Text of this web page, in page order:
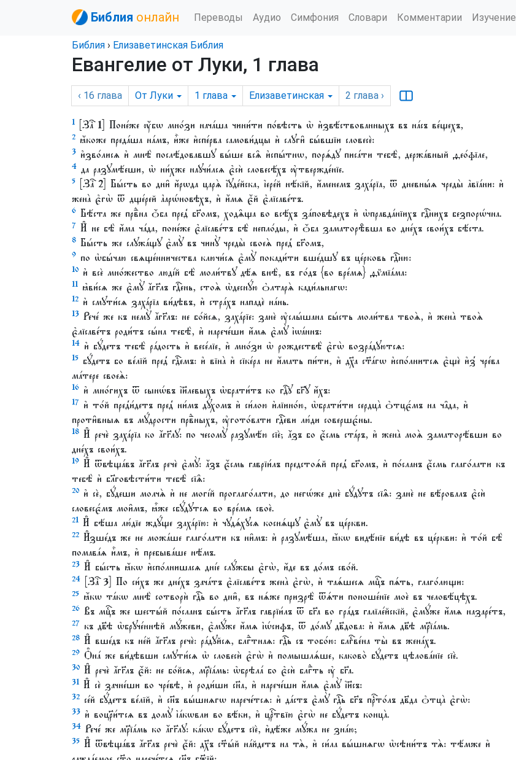
Библия онлайн Переводы Аудио Симфония Словари Комментарии Изучение
Библия › Елизаветинская Библия
Евангелие от Луки, 1 глава
‹ 16 глава От Луки 1 глава Елизаветинская 2 глава ›
1 [Заⷱ҇ 1] Поне́же ᲂу҆́бѡ мно́зи нача́ша чини́ти по́вѣсть ѡ҆ и҆звѣ́ствованныхъ въ на́съ ве́щехъ,
2 ꙗ҆́коже преда́ша на́мъ, и҆̀же и҆спе́рва самови́дцы и҆ слꙋги̑ бы́вшїи словесѐ:
3 и҆зво́лисѧ и҆ мнѣ̀ послѣ́довавшꙋ вы́ше всѧ̑ и҆спы́тнѡ, порѧ́дꙋ писа́ти тебѣ̀, держа́вный ѳео́фїле,
4 да разꙋмѣ́еши, ѡ҆ ни́хже наꙋчи́лсѧ є҆сѝ словесѣ́хъ ᲂу҆твержде́нїе.
5 [Заⷱ҇ 2] Бы́сть во дни̑ и҆́рѡда царѧ̀ і҆ꙋде́йска, і҆ере́й нѣ́кїй, и҆́менемъ заха́рїа, ѿ дневны́ѧ чреды̀ а҆вїа́ни: и҆
жена̀ є҆гѡ̀ ѿ дще́рей а҆арѡ́новѣхъ, и҆ и҆́мѧ є҆́й є҆лїсаве́тъ.
6 Бѣ́ста же првⷣна ѻ҆́ба пред̾ бг҃омъ, ходѧ̑ща во всѣ́хъ за́повѣдехъ и҆ ѡ҆правда́нїихъ гдⷭ҇нихъ безпорѡ́чна.
7 И҆ не бѣ̀ и҆́ма ча́да, поне́же є҆лїсаве́тъ бѣ̀ непло́ды, и҆ ѻ҆́ба заматорѣ̑вша во дне́хъ свои́хъ бѣ́ста.
8 Бы́сть же слꙋжа́щꙋ є҆мꙋ̀ въ чинꙋ̀ чреды̀ своеѧ̀ пред̾ бг҃омъ,
9 по ѡ҆бы́чаю свѧще́нничества ключи́сѧ є҆мꙋ̀ покади́ти вше́дшꙋ въ це́рковь гдⷭ҇ню:
10 и҆ всѐ мно́жество люді́й бѣ̀ моли́твꙋ дѣ́ѧ внѣ̀, въ го́дъ {во вре́мѧ} ѳѷмїа́ма:
11 ꙗ҆ви́сѧ же є҆мꙋ̀ а҆́гг҃лъ гдⷭ҇ень, стоѧ̀ ѡ҆деснꙋ́ю ѻ҆лтарѧ̀ кади́льнагѡ:
12 и҆ смꙋти́сѧ заха́рїа ви́дѣвъ, и҆ стра́хъ нападѐ на́нь.
13 Рече́ же къ немꙋ̀ а҆́гг҃лъ: не бо́йсѧ, заха́рїе: занѐ ᲂу҆слы́шана бы́сть моли́тва твоѧ̀, и҆ жена̀ твоѧ̀
є҆лїсаве́тъ роди́тъ сы́на тебѣ̀, и҆ нарече́ши и҆́мѧ є҆мꙋ̀ і҆ѡа́ннъ:
14 и҆ бꙋ́детъ тебѣ̀ ра́дость и҆ весе́лїе, и҆ мно́зи ѡ҆ рождествѣ̀ є҆гѡ̀ возра́дꙋютсѧ:
15 бꙋ́детъ бо ве́лїй пред̾ гдⷭ҇емъ: и҆ вїна̀ и҆ сїке́ра не и҆́мать пи́ти, и҆ дх҃а ст҃а́гѡ и҆спо́лнитсѧ є҆щѐ и҆з̾ чре́ва
ма́тере своеѧ̀:
16 и҆ мно́гихъ ѿ сынѡ́въ і҆и҃левыхъ ѡ҆брати́тъ ко гдⷭ҇ꙋ бг҃ꙋ и҆́хъ:
17 и҆ то́й пред̾и́детъ пред̾ ни́мъ дꙋ́хомъ и҆ си́лою и҆лїино́ю, ѡ҆брати́ти сердца̀ ѻ҆тцє́мъ на ча̑да, и҆
проти̑вныѧ въ мꙋ́дрости првⷣныхъ, ᲂу҆гото́вати гдⷭ҇еви лю́ди совершє́ны.
18 И҆ речѐ заха́рїа ко а҆́гг҃лꙋ: по чесомꙋ̀ разꙋмѣ́ю сїѐ; а҆́зъ бо є҆́смь ста́ръ, и҆ жена̀ моѧ̀ заматорѣ́вши во
дне́хъ свои́хъ.
19 И҆ ѿвѣща́въ а҆́гг҃лъ речѐ є҆мꙋ̀: а҆́зъ є҆́смь гаврїи́лъ предстоѧ́й пред̾ бг҃омъ, и҆ по́сланъ є҆́смь глаго́лати къ
тебѣ̀ и҆ бл҃говѣсти́ти тебѣ̀ сїѧ̑:
20 и҆ сѐ, бꙋ́деши молчѧ̀ и҆ не могі́й проглаго́лати, до негѡ́же днѐ бꙋ́дꙋтъ сїѧ̑: занѐ не вѣ́ровалъ є҆сѝ
словесє́мъ мои̑мъ, ꙗ҆̀же сбꙋ́дꙋтсѧ во вре́мѧ своѐ.
21 И҆ бѣ́ша лю́дїе ждꙋ́ще заха́рїю: и҆ чꙋдѧ́хꙋсѧ коснѧ́щꙋ є҆мꙋ̀ въ це́ркви.
22 И҆зше́дъ же не можа́ше глаго́лати къ ни̑мъ: и҆ разꙋмѣ́ша, ꙗ҆́кѡ видѣ́нїе ви́дѣ въ це́ркви: и҆ то́й бѣ̀
помава́ѧ и҆̀мъ, и҆ пребыва́ше нѣ́мъ.
23 И҆ бы́сть ꙗ҆́кѡ и҆спо́лнишасѧ дні́е слꙋ́жбы є҆гѡ̀, и҆́де въ до́мъ сво́й.
24 [Заⷱ҇ 3] По си́хъ же дне́хъ зача́тъ є҆лїсаве́тъ жена̀ є҆гѡ̀, и҆ таѧ́шесѧ мцⷭ҇ъ пѧ́ть, глаго́лющи:
25 ꙗ҆́кѡ та́кѡ мнѣ̀ сотворѝ гдⷭ҇ь во дни̑, въ нѧ́же призрѣ̀ ѿѧ́ти поноше́нїе моѐ въ человѣ́цѣхъ.
26 Въ мцⷭ҇ъ же шесты́й по́сланъ бы́сть а҆́гг҃лъ гаврїи́лъ ѿ бг҃а во гра́дъ галїле́йскїй, є҆мꙋ́же и҆́мѧ назаре́тъ,
27 къ дв҃ѣ ѡ҆брꙋче́ннѣй мꙋ́жеви, є҆мꙋ́же и҆́мѧ і҆ѡ́сифъ, ѿ до́мꙋ дв҃дова: и҆ и҆́мѧ дв҃ѣ мр҃їа́мь.
28 И҆ вше́дъ къ не́й а҆́гг҃лъ речѐ: ра́дꙋйсѧ, блгⷣтнаѧ: гдⷭ҇ь съ тобо́ю: блгⷭ҇ве́на ты̀ въ жена́хъ.
29 Ѻ҆на́ же ви́дѣвши смꙋти́сѧ ѡ҆ словесѝ є҆гѡ̀ и҆ помышлѧ́ше, каково̀ бꙋ́детъ цѣлова́нїе сїѐ.
30 И҆ речѐ а҆́гг҃лъ є҆́й: не бо́йсѧ, мр҃їа́мь: ѡ҆брѣла́ бо є҆сѝ блгⷣть ᲂу҆ бг҃а.
31 И҆ сѐ зачне́ши во чре́вѣ, и҆ роди́ши сн҃а, и҆ нарече́ши и҆́мѧ є҆мꙋ̀ і҆и҃съ:
32 се́й бꙋ́детъ ве́лїй, и҆ сн҃ъ вы́шнѧгѡ нарече́тсѧ: и҆ да́стъ є҆мꙋ̀ гдⷭ҇ь бг҃ъ прⷭ҇то́лъ дв҃да ѻ҆тца̀ є҆гѡ̀:
33 и҆ воцр҃и́тсѧ въ домꙋ̀ і҆а́кѡвли во вѣ́ки, и҆ црⷭ҇твїю є҆гѡ̀ не бꙋ́детъ конца̀.
34 Рече́ же мр҃їа́мь ко а҆́гг҃лꙋ: ка́кѡ бꙋ́детъ сїѐ, и҆дѣ́же мꙋ́жа не зна́ю;
35 И҆ ѿвѣща́въ а҆́гг҃лъ речѐ є҆́й: дх҃ъ ст҃ы́й на́йдетъ на тѧ̀, и҆ си́ла вы́шнѧгѡ ѡ҆сѣни́тъ тѧ̀: тѣ́мже и҆